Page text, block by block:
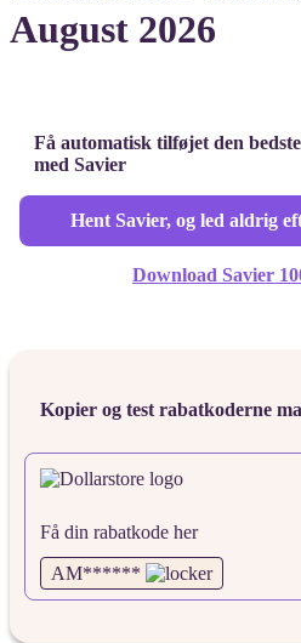
August 2026
Få automatisk tilføjet den
med Savier
Hent Savier, og led aldrig
Download Savier
Kopier og test rabatkoderne
Få din rabatkode her
AM******